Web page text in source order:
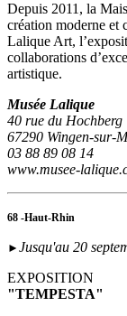
Depuis 2011, la
création moderne et
Lalique Art,
collaborations
artistique.
Musée Lalique
40 rue du Hochberg
67290 Wingen-sur-
03 88 89 08 14
www.musee-
68 -Haut-Rhin
► Jusqu'au 20
EXPOSITION
"TEMPESTA"